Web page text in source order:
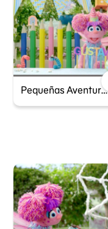
Pequeñas Aventureras - Puente para gusanos